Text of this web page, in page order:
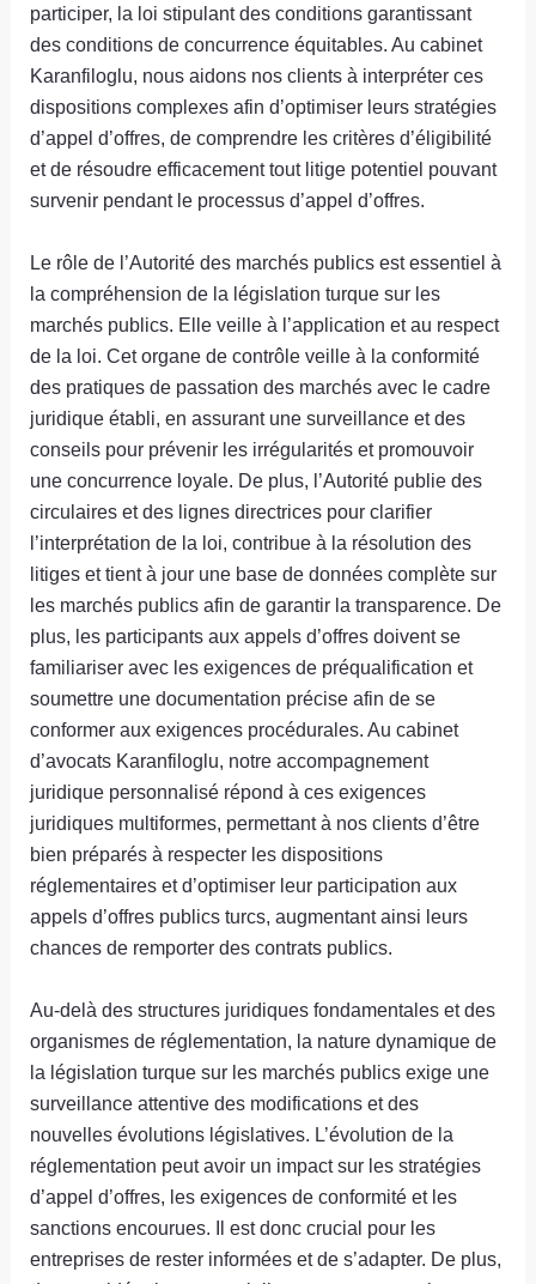
participer, la loi stipulant des conditions garantissant
des conditions de concurrence équitables. Au cabinet
Karanfiloglu, nous aidons nos clients à interpréter ces
dispositions complexes afin d’optimiser leurs stratégies
d’appel d’offres, de comprendre les critères d’éligibilité
et de résoudre efficacement tout litige potentiel pouvant
survenir pendant le processus d’appel d’offres.
Le rôle de l’Autorité des marchés publics est essentiel à
la compréhension de la législation turque sur les
marchés publics. Elle veille à l’application et au respect
de la loi. Cet organe de contrôle veille à la conformité
des pratiques de passation des marchés avec le cadre
juridique établi, en assurant une surveillance et des
conseils pour prévenir les irrégularités et promouvoir
une concurrence loyale. De plus, l’Autorité publie des
circulaires et des lignes directrices pour clarifier
l’interprétation de la loi, contribue à la résolution des
litiges et tient à jour une base de données complète sur
les marchés publics afin de garantir la transparence. De
plus, les participants aux appels d’offres doivent se
familiariser avec les exigences de préqualification et
soumettre une documentation précise afin de se
conformer aux exigences procédurales. Au cabinet
d’avocats Karanfiloglu, notre accompagnement
juridique personnalisé répond à ces exigences
juridiques multiformes, permettant à nos clients d’être
bien préparés à respecter les dispositions
réglementaires et d’optimiser leur participation aux
appels d’offres publics turcs, augmentant ainsi leurs
chances de remporter des contrats publics.
Au-delà des structures juridiques fondamentales et des
organismes de réglementation, la nature dynamique de
la législation turque sur les marchés publics exige une
surveillance attentive des modifications et des
nouvelles évolutions législatives. L’évolution de la
réglementation peut avoir un impact sur les stratégies
d’appel d’offres, les exigences de conformité et les
sanctions encourues. Il est donc crucial pour les
entreprises de rester informées et de s’adapter. De plus,